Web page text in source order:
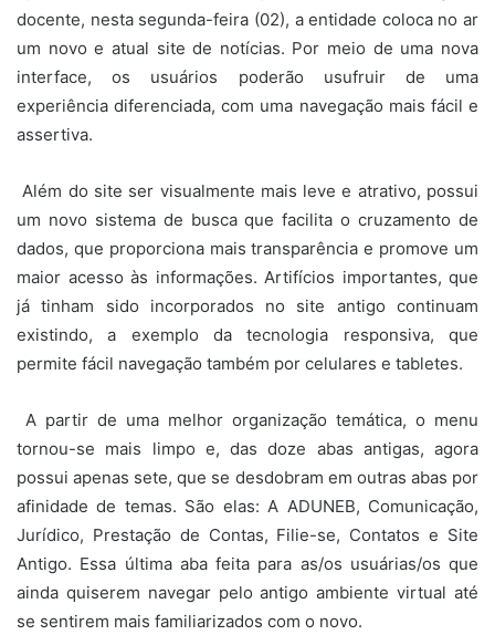
docente, nesta segunda-feira (02), a entidade coloca no ar
um novo e atual site de notícias. Por meio de uma nova
interface, os usuários poderão usufruir de uma
experiência diferenciada, com uma navegação mais fácil e
assertiva.
Além do site ser visualmente mais leve e atrativo, possui
um novo sistema de busca que facilita o cruzamento de
dados, que proporciona mais transparência e promove um
maior acesso às informações. Artifícios importantes, que
já tinham sido incorporados no site antigo continuam
existindo, a exemplo da tecnologia responsiva, que
permite fácil navegação também por celulares e tabletes.
A partir de uma melhor organização temática, o menu
tornou-se mais limpo e, das doze abas antigas, agora
possui apenas sete, que se desdobram em outras abas por
afinidade de temas. São elas: A ADUNEB, Comunicação,
Jurídico, Prestação de Contas, Filie-se, Contatos e Site
Antigo. Essa última aba feita para as/os usuárias/os que
ainda quiserem navegar pelo antigo ambiente virtual até
se sentirem mais familiarizados com o novo.